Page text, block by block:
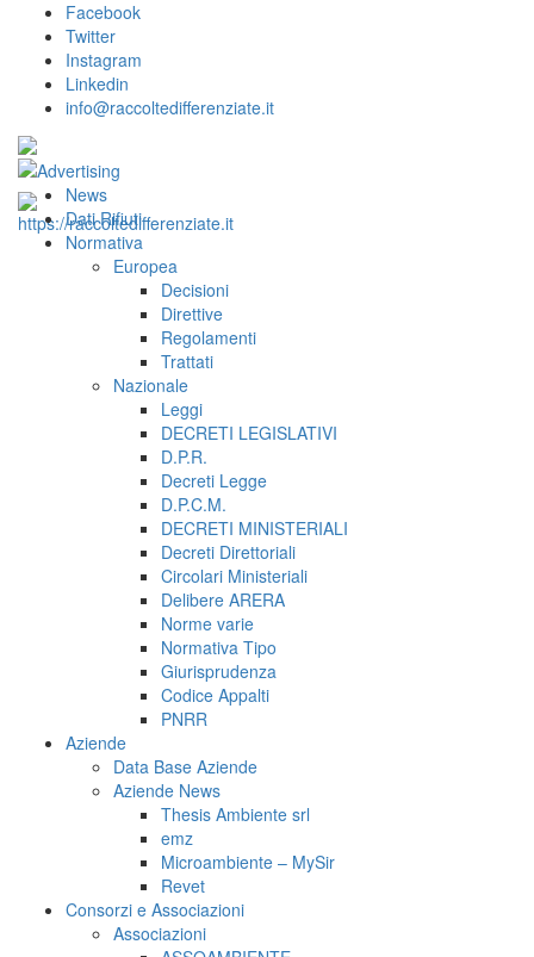
Facebook
Twitter
Instagram
Linkedin
info@raccoltedifferenziate.it
News
Dati Rifiuti
Normativa
Europea
Decisioni
Direttive
Regolamenti
Trattati
Nazionale
Leggi
DECRETI LEGISLATIVI
D.P.R.
Decreti Legge
D.P.C.M.
DECRETI MINISTERIALI
Decreti Direttoriali
Circolari Ministeriali
Delibere ARERA
Norme varie
Normativa Tipo
Giurisprudenza
Codice Appalti
PNRR
Aziende
Data Base Aziende
Aziende News
Thesis Ambiente srl
emz
Microambiente – MySir
Revet
Consorzi e Associazioni
Associazioni